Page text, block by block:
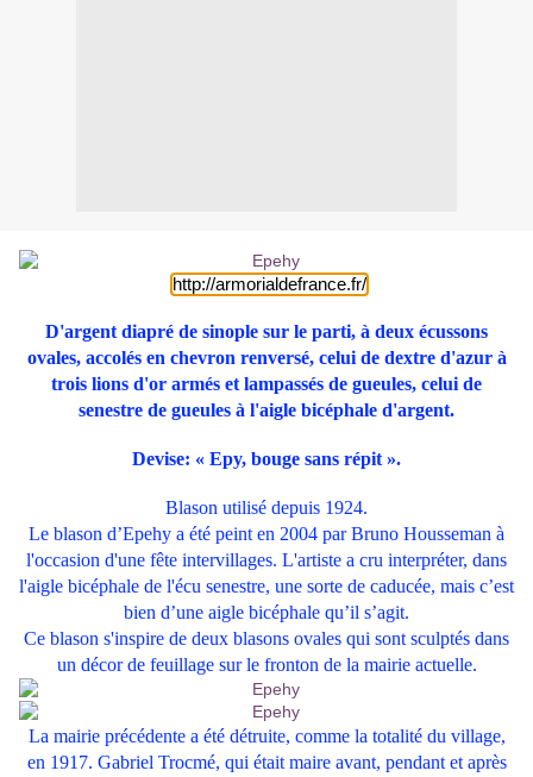
http://armorialdefrance.fr/
D'argent diapré de sinople sur le parti, à deux écussons
ovales, accolés en chevron renversé, celui de dextre d'azur à
trois lions d'or armés et lampassés de gueules, celui de
senestre de gueules à l'aigle bicéphale d'argent.
Devise: « Epy, bouge sans répit ».
Blason utilisé depuis 1924.
Le blason d’Epehy a été peint en 2004 par Bruno Housseman à
l'occasion d'une fête intervillages. L'artiste a cru interpréter, dans
l'aigle bicéphale de l'écu senestre, une sorte de caducée, mais c’est
bien d’une aigle bicéphale qu’il s’agit.
Ce blason s'inspire de deux blasons ovales qui sont sculptés dans
un décor de feuillage sur le fronton de la mairie actuelle.
La mairie précédente a été détruite, comme la totalité du village,
en 1917. Gabriel Trocmé, qui était maire avant, pendant et après